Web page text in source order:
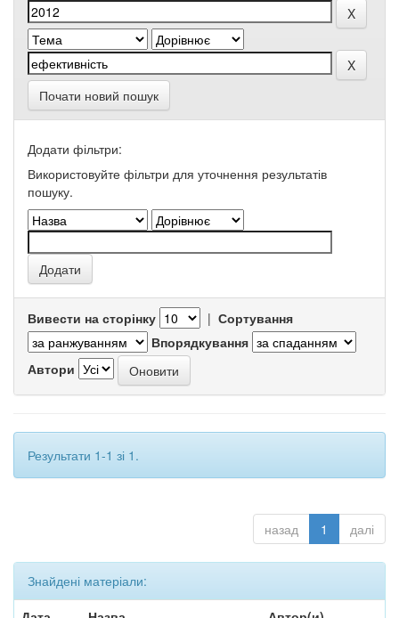
Почати новий пошук
Додати фільтри:
Використовуйте фільтри для уточнення результатів
пошуку.
Вивести на сторінку | Сортування
Впорядкування
Автори
Результати 1-1 зі 1.
назад 1 далі
Знайдені матеріали: